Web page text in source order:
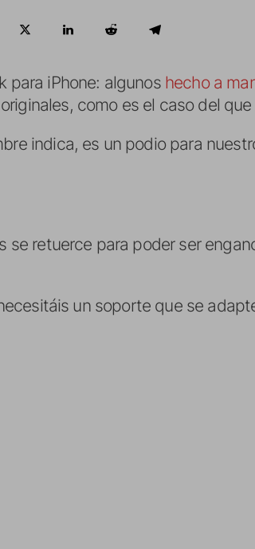
para iPhone: algunoshecho a
como es el caso del
indica, es un podio para
retuerce para poder ser
un soporte que se